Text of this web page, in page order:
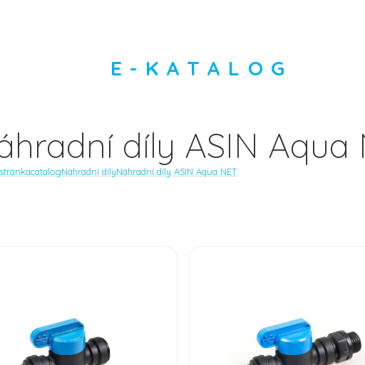
E-KATALOG
díly ASIN Aqua
catalogNáhradní dílyNáhradní díly ASIN Aqua NET